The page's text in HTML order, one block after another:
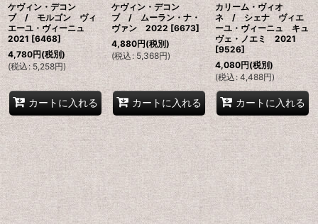
ケヴィン・デコン
ブ / モルゴン ヴィ
エーユ・ヴィーニュ
2021 [6468]
4,780円(税別)
(税込 : 5,258円)
カートに入れる
ケヴィン・デコン
ブ / ムーラン・ナ・
ヴァン 2022 [6673]
4,880円(税別)
(税込: 5,368円)
カートに入れる
カリーム・ヴィオ
ネ / シェナ ヴィエ
ーユ・ヴィーニュ キュ
ヴェ・ノエミ 2021
[9526]
4,080円(税別)
(税込: 4,488円)
カートに入れる